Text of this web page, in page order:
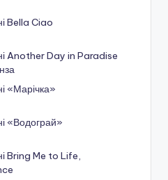
Bella Ciao
Another Day in Paradise
«Марічка»
«Водограй»
Bring Me to Life,